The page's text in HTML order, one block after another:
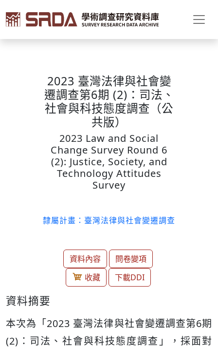
2023 臺灣法律與社會變
遷調查第6期 (2)：司法、
社會與科技態度調查（公
共版）
2023 Law and Social
Change Survey Round 6
(2): Justice, Society, and
Technology Attitudes
Survey
隸屬計畫：臺灣法律與社會變遷調查
資料內容
問卷變項
收藏
下載DDI
資料摘要
本次為「2023 臺灣法律與社會變遷調查第6期
(2)：司法、社會與科技態度調查」，採面對